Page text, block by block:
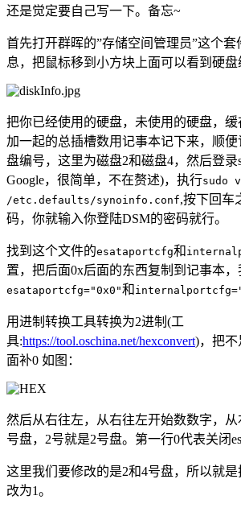
还是觉定要自己写一下。备忘~
首先打开群晖的”存储空间管理员”这个
息，把鼠标移到小方块上面可以看到硬
把你已经使用的硬盘，未使用的硬盘，
加一起的总插槽数用记事本记下来，顺
盘编号，这里为磁盘2和磁盘4，然后登录
Google，很简单，不在赘述)，执行sudo
/etc.defaults/synoinfo.conf,按下回车
码，你就输入你登陆DSM的密码就行。
找到这个文件的esataportcfg和
置，把后面0x后面的东西复制到记事本
esataportcfg="0x0"和
用进制转换工具转换为2进制(工
具:https://tool.oschina.net/hexconvert)，把不
面补0 如图：
然后从右往左，从右往左开始数数字，
号盘，2号就是2号盘。第一行0代表关闭
这里我们要修改的是2和4号盘，所以就
改为1。